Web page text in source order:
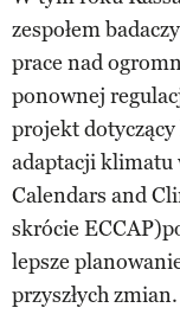
zespołem
prace nad
ponownej
projekt
adaptacji klimatu
Calendars and
skrócie
lepsze
przyszłych zmian.